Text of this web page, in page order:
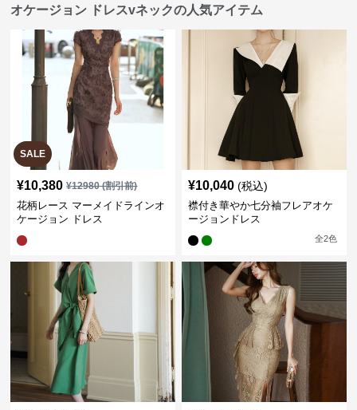
オケージョン ドレスvネックの人気アイテム
SALE
¥10,380 ¥12980(割引前)
花柄レース マーメイドラインオ
ケージョン ドレス
¥10,040 (税込)
襟付き華やか七分袖フレアオケ
ージョンドレス
全2色